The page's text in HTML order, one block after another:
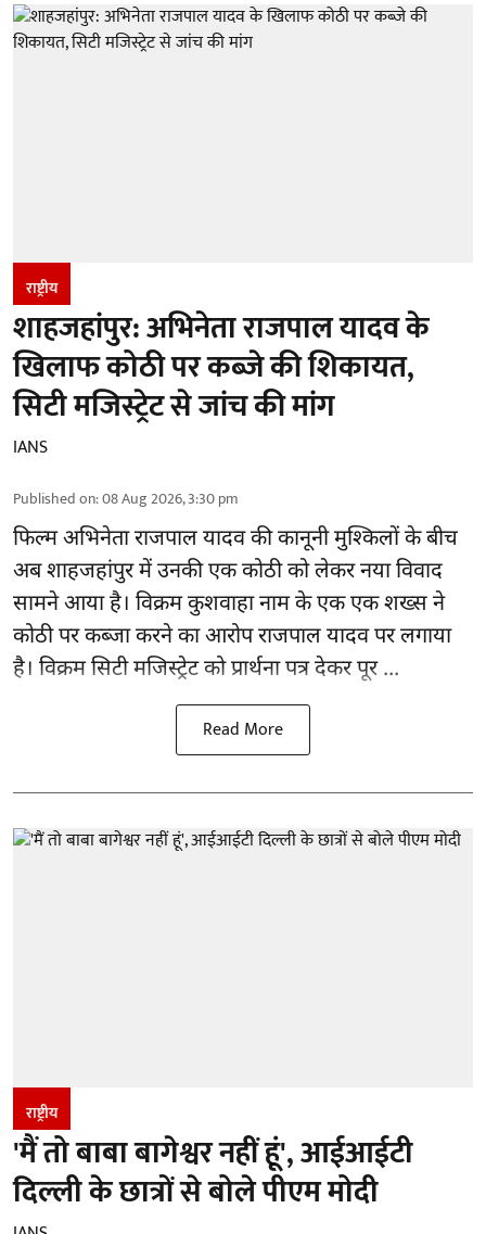
राष्ट्रीय
शाहजहांपुर: अभिनेता राजपाल यादव के
खिलाफ कोठी पर कब्जे की शिकायत,
सिटी मजिस्ट्रेट से जांच की मांग
IANS
Published on:08 Aug 2026, 3:30 pm
फिल्म अभिनेताराजपाल यादवकी कानूनी मुश्किलों के बीच
अब शाहजहांपुर में उनकी एक कोठी को लेकर नया विवाद
सामने आया है। विक्रम कुशवाहा नाम के एक एक शख्स ने
कोठी पर कब्जा करने का आरोप राजपाल यादव पर लगाया
है। विक्रम सिटी मजिस्ट्रेट को प्रार्थना पत्र देकर पूर ...
Read More
राष्ट्रीय
'मैं तो बाबा बागेश्वर नहीं हूं', आईआईटी
दिल्ली के छात्रों से बोले पीएम मोदी